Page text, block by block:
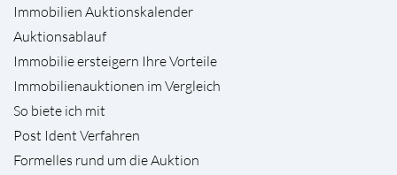
Immobilien Auktionskalender
Auktionsablauf
Immobilie ersteigern Ihre Vorteile
Immobilienauktionen im Vergleich
So biete ich mit
Post Ident Verfahren
Formelles rund um die Auktion